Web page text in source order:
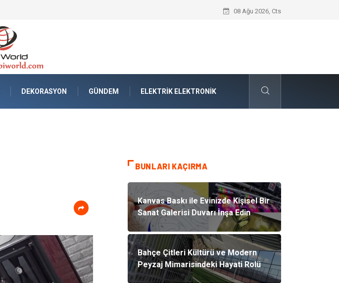
Interior Designers Modern Trendleri
08 Ağu 2026, Cts
DEKORASYON GÜNDEM ELEKTRIK ELEKTRONIK
BUNLARI KAÇIRMA
Kanvas Baskı ile Evinizde Kişisel Bir
Sanat Galerisi Duvarı İnşa Edin
Bahçe Çitleri Kültürü ve Modern
Peyzaj Mimarisindeki Hayati Rolü